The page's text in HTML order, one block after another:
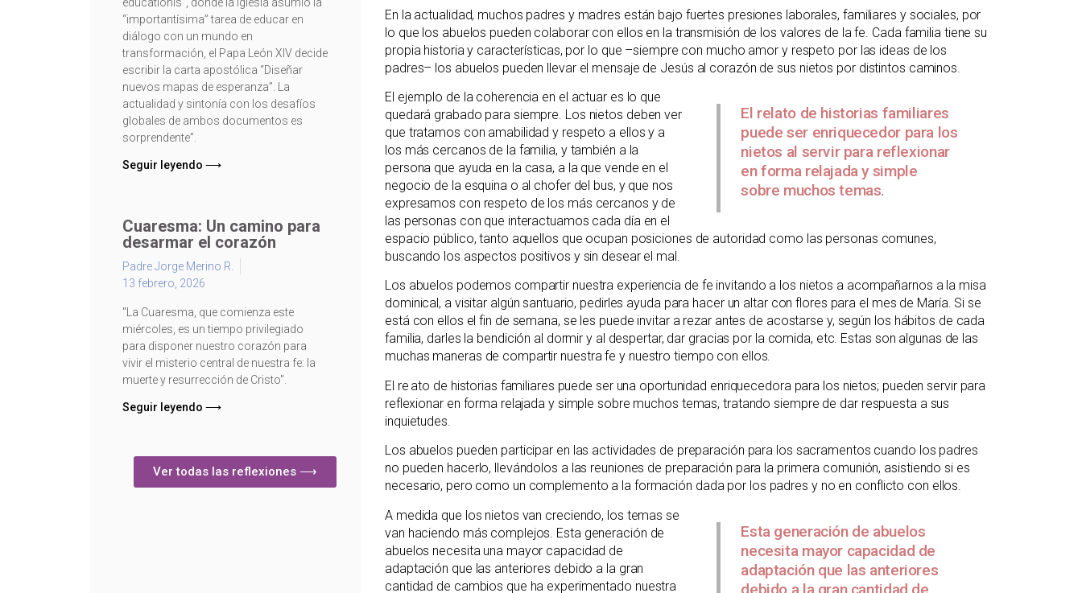
“importantísima” tarea de educar en
diálogo con un mundo en
transformación, el Papa León XIV decide
escribir la carta apostólica “Diseñar
nuevos mapas de esperanza”. La
actualidad y sintonía con los desafíos
globales de ambos documentos es
sorprendente”.
Seguir leyendo ⟶
Cuaresma: Un camino para
desarmar el corazón
Padre Jorge Merino R.
13 febrero, 2026
"La Cuaresma, que comienza este
miércoles, es un tiempo privilegiado
para disponer nuestro corazón para
vivir el misterio central de nuestra fe: la
muerte y resurrección de Cristo".
Seguir leyendo ⟶
Ver todas las reflexiones ⟶
En la actualidad, muchos padres y madres están bajo fuertes presiones laborales, familiares y sociales, por
lo que los abuelos pueden colaborar con ellos en la transmisión de los valores de la fe. Cada familia tiene su
propia historia y características, por lo que –siempre con mucho amor y respeto por las ideas de los
padres– los abuelos pueden llevar el mensaje de Jesús al corazón de sus nietos por distintos caminos.
El relato de historias familiares
puede ser enriquecedor para los
nietos al servir para reflexionar
en forma relajada y simple
sobre muchos temas.
El ejemplo de la coherencia en el actuar es lo que
quedará grabado para siempre. Los nietos deben ver
que tratamos con amabilidad y respeto a ellos y a
los más cercanos de la familia, y también a la
persona que ayuda en la casa, a la que vende en el
negocio de la esquina o al chofer del bus, y que nos
expresamos con respeto de los más cercanos y de
las personas con que interactuamos cada día en el
espacio público, tanto aquellos que ocupan posiciones de autoridad como las personas comunes,
buscando los aspectos positivos y sin desear el mal.
Los abuelos podemos compartir nuestra experiencia de fe invitando a los nietos a acompañarnos a la misa
dominical, a visitar algún santuario, pedirles ayuda para hacer un altar con flores para el mes de María. Si se
está con ellos el fin de semana, se les puede invitar a rezar antes de acostarse y, según los hábitos de cada
familia, darles la bendición al dormir y al despertar, dar gracias por la comida, etc. Estas son algunas de las
muchas maneras de compartir nuestra fe y nuestro tiempo con ellos.
El relato de historias familiares puede ser una oportunidad enriquecedora para los nietos; pueden servir para
reflexionar en forma relajada y simple sobre muchos temas, tratando siempre de dar respuesta a sus
inquietudes.
Los abuelos pueden participar en las actividades de preparación para los sacramentos cuando los padres
no pueden hacerlo, llevándolos a las reuniones de preparación para la primera comunión, asistiendo si es
necesario, pero como un complemento a la formación dada por los padres y no en conflicto con ellos.
Esta generación de abuelos
necesita mayor capacidad de
adaptación que las anteriores
debido a la gran cantidad de
A medida que los nietos van creciendo, los temas se
van haciendo más complejos. Esta generación de
abuelos necesita una mayor capacidad de
adaptación que las anteriores debido a la gran
cantidad de cambios que ha experimentado nuestra